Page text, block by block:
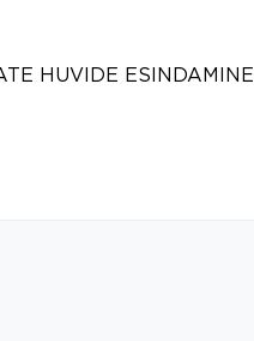
HUVIDE ESINDAMINE